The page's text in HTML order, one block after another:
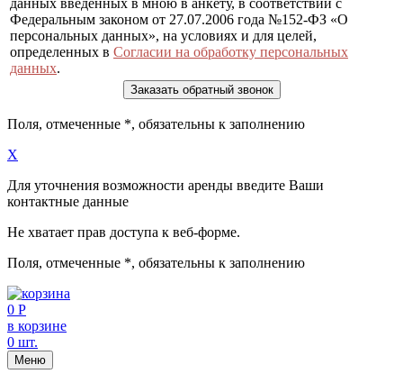
данных введенных в мною в анкету, в соответствии с
Федеральным законом от 27.07.2006 года №152-ФЗ «О
персональных данных», на условиях и для целей,
определенных в Согласии на обработку персональных
данных.
Поля, отмеченные *, обязательны к заполнению
X
Для уточнения возможности аренды введите Ваши
контактные данные
Не хватает прав доступа к веб-форме.
Поля, отмеченные *, обязательны к заполнению
0 Р
в корзине
0 шт.
Меню